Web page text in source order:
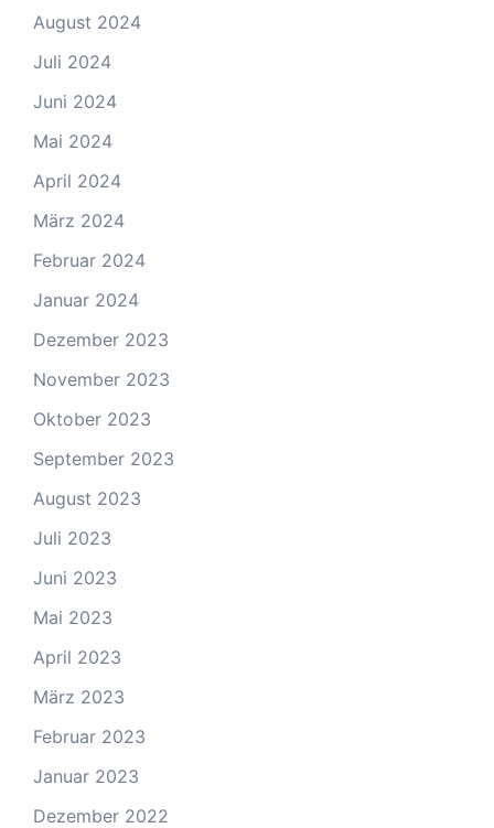
August 2024
Juli 2024
Juni 2024
Mai 2024
April 2024
März 2024
Februar 2024
Januar 2024
Dezember 2023
November 2023
Oktober 2023
September 2023
August 2023
Juli 2023
Juni 2023
Mai 2023
April 2023
März 2023
Februar 2023
Januar 2023
Dezember 2022